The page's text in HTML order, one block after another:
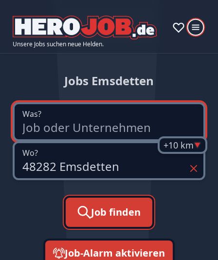
Unsere Jobs suchen neue Helden.
Jobs Emsdetten
Was?
Wo?
+10 km
Job finden
Job-Alarm aktivieren